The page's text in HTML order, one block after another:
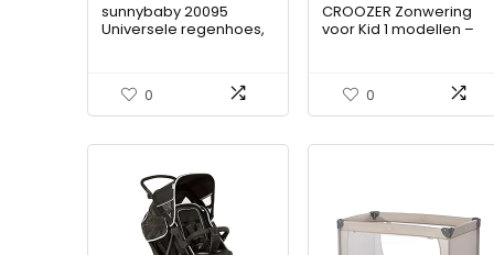
sunnybaby 20095
Universele regenhoes,
kinderwagen, soft-
draagtas,
contactvenster met…
0
CROOZER Zonwering
voor Kid 1 modellen –
0